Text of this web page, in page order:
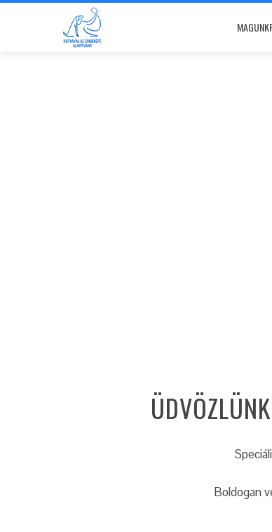
Boldogan